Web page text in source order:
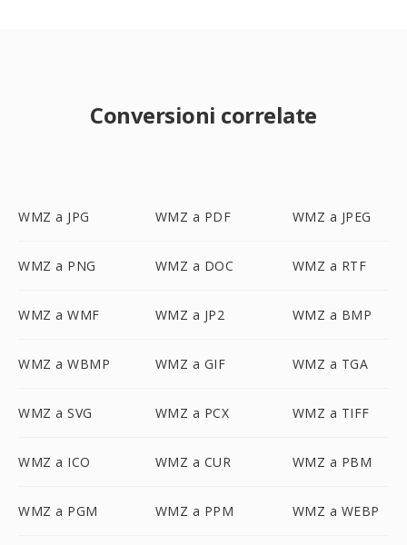
Conversioni correlate
WMZ a JPG WMZ a PDF WMZ a JPEG
WMZ a PNG WMZ a DOC WMZ a RTF
WMZ a WMF WMZ a JP2 WMZ a BMP
WMZ a WBMP WMZ a GIF WMZ a TGA
WMZ a SVG WMZ a PCX WMZ a TIFF
WMZ a ICO WMZ a CUR WMZ a PBM
WMZ a PGM WMZ a PPM WMZ a WEBP